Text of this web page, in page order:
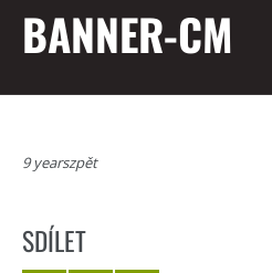
BANNER-CM
9 yearszpět
SDÍLET